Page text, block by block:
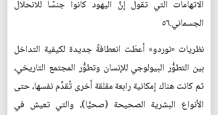
الاتهامات التي تقول إنَّ اليهود كانوا جنسًا للانحلال
الجسماني.٥٦
نظريات «نوردو» أعطَت انعطافةً جديدة لكيفية التداخل
بين التطوُّر البيولوجي للإنسان وتطوُّر المجتمع التاريخي،
ثم كانت هناك إمكانية رابعة مقلقة أخرى تُقدِّم نفسها، حتى
الأنواع البشرية الصحيحة (صحيًّا)، والتي تعيش في